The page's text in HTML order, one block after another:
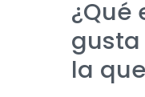
¿Qué
la